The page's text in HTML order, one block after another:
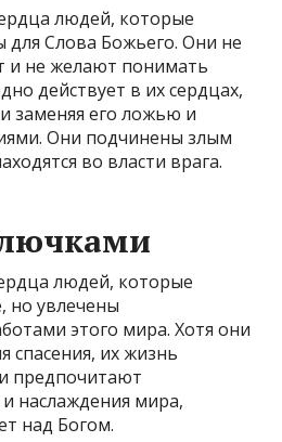
людей, которые
Слова Божьего. Они не
и не желают понимать
действует в их сердцах,
заменяя его ложью и
Они подчинены злым
во власти врага.
людей, которые
но увлечены
этого мира. Хотя они
спасения, их жизнь
предпочитают
наслаждения мира,
над Богом.